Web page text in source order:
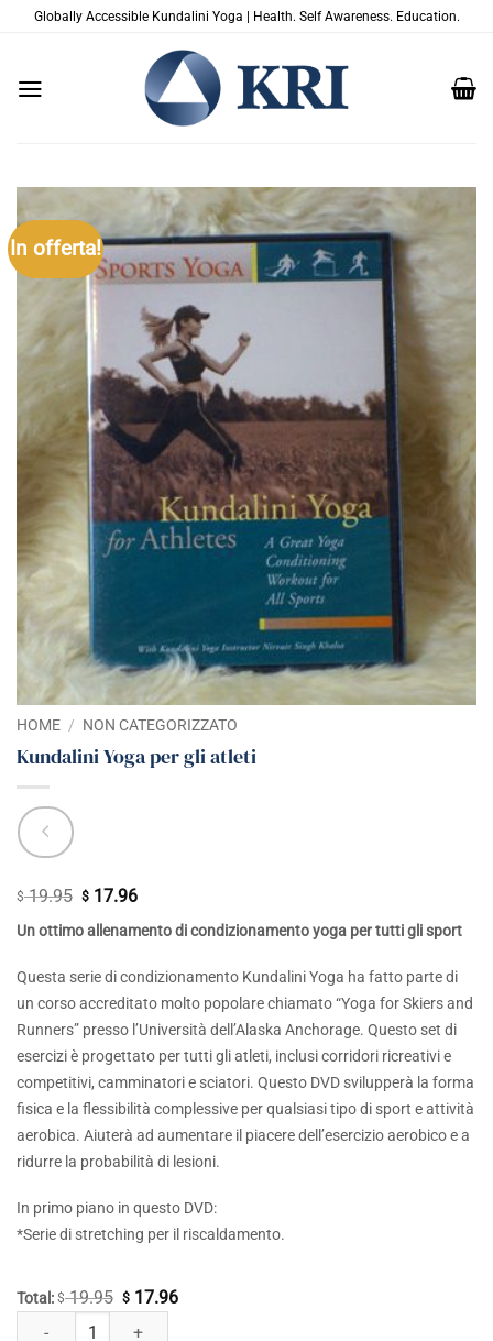
SaltaGlobally Accessible Kundalini Yoga | Health. Self Awareness. Education.
In offerta!
HOME / NON CATEGORIZZATO
Kundalini Yoga per gli atleti
$19.95 Il
prezzo
era:
$ 19.95.
$17.96Il
prezzo
è:
$ 17.96.
Un ottimo allenamento di condizionamento yoga per tutti gli sport
Questa serie di condizionamento Kundalini Yoga ha fatto parte di
un corso accreditato molto popolare chiamato “Yoga for Skiers and
Runners” presso l’Università dell’Alaska Anchorage. Questo set di
esercizi è progettato per tutti gli atleti, inclusi corridori ricreativi e
competitivi, camminatori e sciatori. Questo DVD svilupperà la forma
fisica e la flessibilità complessive per qualsiasi tipo di sport e attività
aerobica. Aiuterà ad aumentare il piacere dell’esercizio aerobico e a
ridurre la probabilità di lesioni.
In primo piano in questo DVD:
*Serie di stretching per il riscaldamento.
Total: $19.95 Il
$17.96Il
Kundalini Yoga per gli atleti quantità